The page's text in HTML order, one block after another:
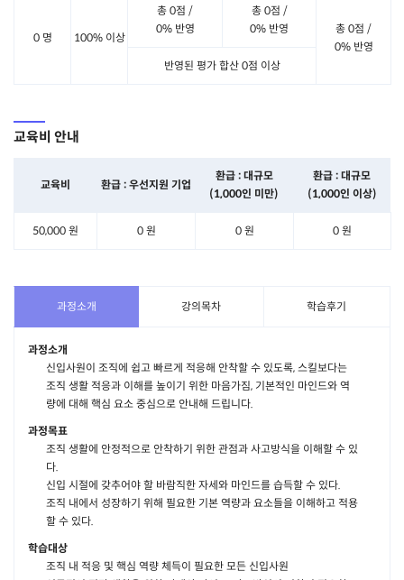
0 명 100% 이상
총 0점 /
0% 반영
총 0점 /
0% 반영
총 0점 /
0% 반영
반영된 평가 합산 0점 이상
교육비 안내
교육비 환급 : 우선지원 기업
환급 : 대규모
(1,000인 미만)
환급 : 대규모
(1,000인 이상)
50,000 원 0 원 0 원 0 원
과정소개 강의목차 학습후기
과정소개
신입사원이 조직에 쉽고 빠르게 적응해 안착할 수 있도록, 스킬보다는
조직 생활 적응과 이해를 높이기 위한 마음가짐, 기본적인 마인드와 역
량에 대해 핵심 요소 중심으로 안내해 드립니다.
과정목표
조직 생활에 안정적으로 안착하기 위한 관점과 사고방식을 이해할 수 있
다.
신입 시절에 갖추어야 할 바람직한 자세와 마인드를 습득할 수 있다.
조직 내에서 성장하기 위해 필요한 기본 역량과 요소들을 이해하고 적용
할 수 있다.
학습대상
조직 내 적응 및 핵심 역량 체득이 필요한 모든 신입사원